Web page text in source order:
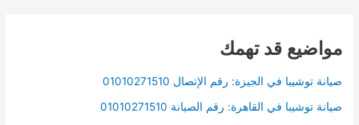
مواضيع قد تهمك
صيانة توشيبا في الجيزة: رقم الإتصال 01010271510
صيانة توشيبا في القاهرة: رقم الصيانة 01010271510